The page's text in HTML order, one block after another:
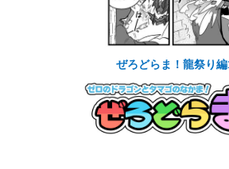
ぜろどらま！龍祭り